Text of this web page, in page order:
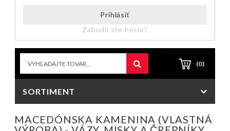
Prihlásiť
Zabudli ste heslo?
(0)
SORTIMENT
MACEDÓNSKA KAMENINA (VLASTNÁ